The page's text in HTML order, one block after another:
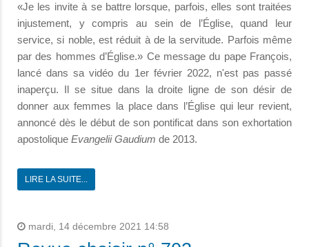
«Je les invite à se battre lorsque, parfois, elles sont traitées
injustement, y compris au sein de l’Église, quand leur
service, si noble, est réduit à de la servitude. Parfois même
par des hommes d’Église.» Ce message du pape François,
lancé dans sa vidéo du 1er février 2022, n'est pas passé
inaperçu. Il se situe dans la droite ligne de son désir de
donner aux femmes la place dans l’Église qui leur revient,
annoncé dès le début de son pontificat dans son exhortation
apostolique Evangelii Gaudium de 2013.
LIRE LA SUITE...
mardi, 14 décembre 2021 14:58